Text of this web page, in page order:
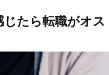
たら転職がオス